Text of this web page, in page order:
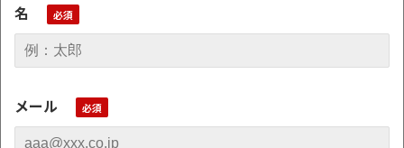
名
メール